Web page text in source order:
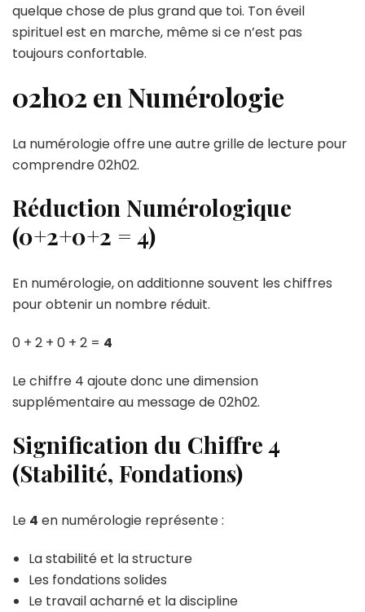
quelque chose de plus grand que toi. Ton éveil
spirituel est en marche, même si ce n’est pas
toujours confortable.
02h02 en Numérologie
La numérologie offre une autre grille de lecture pour
comprendre 02h02.
Réduction Numérologique
(0+2+0+2 = 4)
En numérologie, on additionne souvent les chiffres
pour obtenir un nombre réduit.
0 + 2 + 0 + 2 = 4
Le chiffre 4 ajoute donc une dimension
supplémentaire au message de 02h02.
Signification du Chiffre 4
(Stabilité, Fondations)
Le 4 en numérologie représente :
La stabilité et la structure
Les fondations solides
Le travail acharné et la discipline